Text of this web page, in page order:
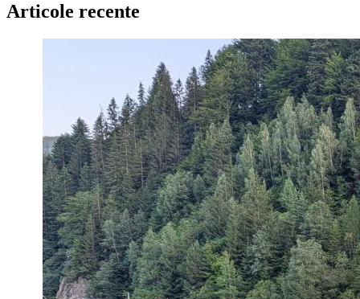
Articole recente